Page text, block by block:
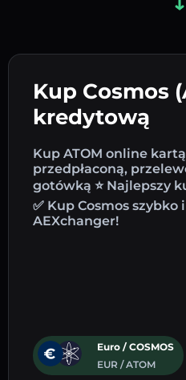
Kup Cosmos
kredytową
Kup ATOM online
przedpłaconą,
gotówką ⭐ Najlepszy
✅ Kup Cosmos szybko
AEXchanger!
Euro / COSMOS
EUR / ATOM